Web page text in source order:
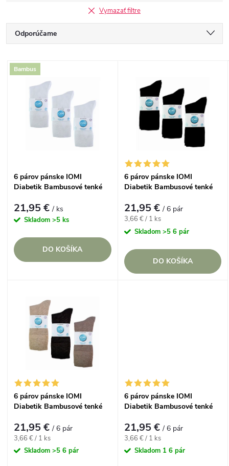
Vymazať filtre
R
a
e
p
o
o
v
Odporúčame
Najdrahšie
Najpredávanejšie
V
s
p
o
o
v
Bambus
6 párov pánske IOMI
Diabetik Bambusové tenké
21,95 €/ ks
Skladom >5 ks
DO KOŠÍKA
6 párov pánske IOMI
Diabetik Bambusové tenké
21,95 €/ 6 pár
Jednotková
cena:
3,66 € / 1 ks
Skladom >5 6 pár
DO KOŠÍKA
6 párov pánske IOMI
Diabetik Bambusové tenké
21,95 €/ 6 pár
Jednotková
cena:
3,66 € / 1 ks
Skladom >5 6 pár
6 párov pánske IOMI
Diabetik Bambusové tenké
21,95 €/ 6 pár
Jednotková
cena:
3,66 € / 1 ks
Skladom 1 6 pár